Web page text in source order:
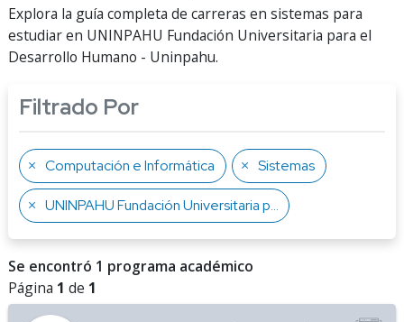
Explora la guía completa de carreras en sistemas para
estudiar en UNINPAHU Fundación Universitaria para el
Desarrollo Humano - Uninpahu.
Filtrado Por
Computación e Informática Sistemas
UNINPAHU Fundación Universitaria para el Desarrollo Humano
Se encontró 1 programa académico
Página 1 de 1